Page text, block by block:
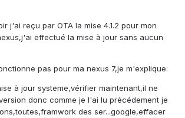
j'ai reçu par OTA la mise 4.1.2 pour mon
effectué la mise à jour sans aucun
pas pour ma nexus 7,je m'explique:
à jour systeme,vérifier maintenant,il ne
donc comme je l'ai lu précédement je
des ser...google,effacer